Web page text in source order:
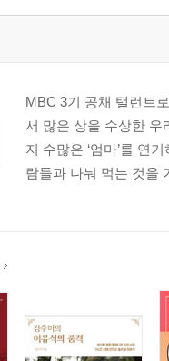
MBC 3기 공채 탤런트
서 많은 상을 수상한 우
지 수많은 ‘엄마’를 연
람들과 나눠 먹는 것을